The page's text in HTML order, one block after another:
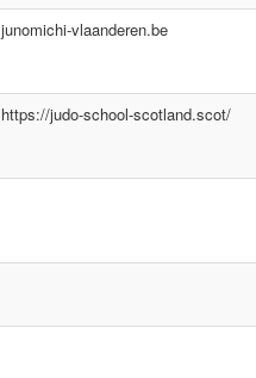
junomichi-vlaanderen.be
https://judo-school-scotland.scot/